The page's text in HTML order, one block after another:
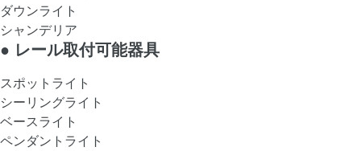
ダウンライト
シャンデリア
● レール取付可能器具
スポットライト
シーリングライト
ベースライト
ペンダントライト